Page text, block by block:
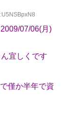
07/06(月)
宜しくです
僅か半年で資